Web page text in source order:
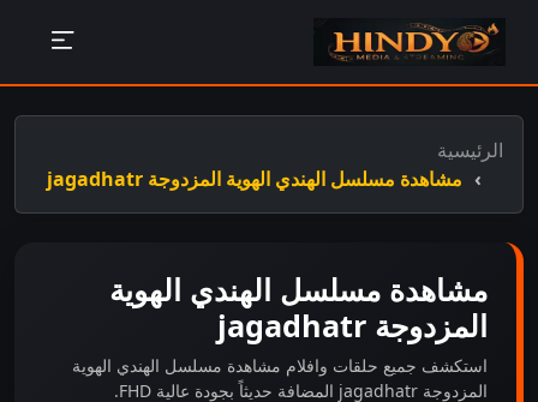
الرئيسية
مشاهدة مسلسل الهندي الهوية المزدوجة jagadhatr
مشاهدة مسلسل الهندي الهوية
المزدوجة jagadhatr
استكشف جميع حلقات وافلام مشاهدة مسلسل الهندي الهوية
المزدوجة jagadhatr المضافة حديثاً بجودة عالية FHD.